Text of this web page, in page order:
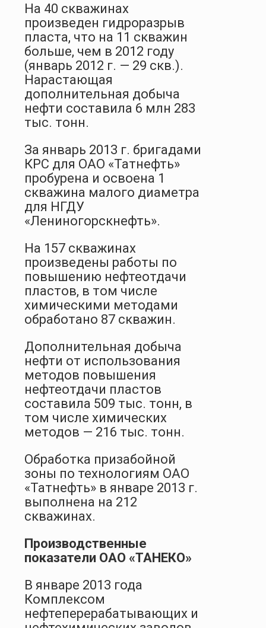
На 40 скважинах
произведен гидроразрыв
пласта, что на 11 скважин
больше, чем в 2012 году
(январь 2012 г. — 29 скв.).
Нарастающая
дополнительная добыча
нефти составила 6 млн 283
тыс. тонн.
За январь 2013 г. бригадами
КРС для ОАО «Татнефть»
пробурена и освоена 1
скважина малого диаметра
для НГДУ
«Лениногорскнефть».
На 157 скважинах
произведены работы по
повышению нефтеотдачи
пластов, в том числе
химическими методами
обработано 87 скважин.
Дополнительная добыча
нефти от использования
методов повышения
нефтеотдачи пластов
составила 509 тыс. тонн, в
том числе химических
методов — 216 тыс. тонн.
Обработка призабойной
зоны по технологиям ОАО
«Татнефть» в январе 2013 г.
выполнена на 212
скважинах.
Производственные
показатели ОАО «ТАНЕКО»
В январе 2013 года
Комплексом
нефтеперерабатывающих и